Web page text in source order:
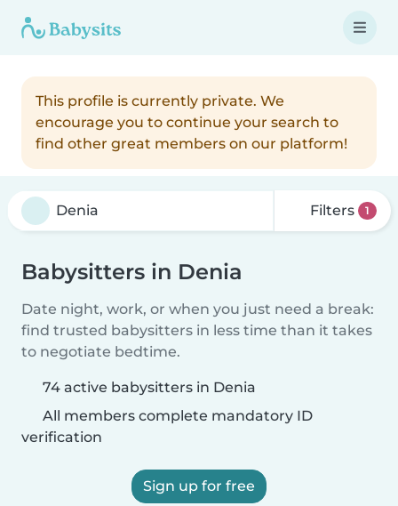
This profile is currently private. We
encourage you to continue your search to
find other great members on our platform!
Filters 1
Babysitters in Denia
Date night, work, or when you just need a break:
find trusted babysitters in less time than it takes
to negotiate bedtime.
74 active babysitters in Denia
All members complete mandatory ID
verification
Sign up for free